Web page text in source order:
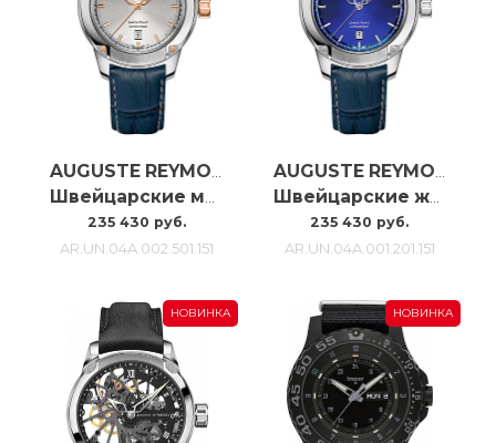
AUGUSTE REYMOND
Швейцарские мужские часы с автоподзаводом Auguste Reymond Unity AR.UN.04A.002.501.151
235 430 руб.
AR.UN.04A.002.501.151
AUGUSTE REYMOND
Швейцарские женские часы Auguste Reymond Unity AR.UN.04A.001.201.151
235 430 руб.
AR.UN.04A.001.201.151
НОВИНКА НОВИНКА